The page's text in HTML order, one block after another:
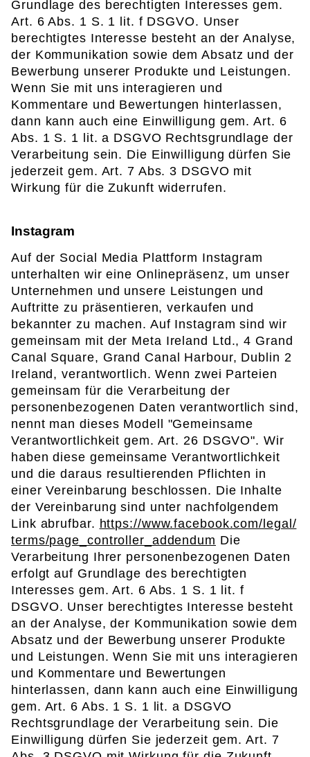
Grundlage des berechtigten Interesses gem.
Art. 6 Abs. 1 S. 1 lit. f DSGVO. Unser
berechtigtes Interesse besteht an der Analyse,
der Kommunikation sowie dem Absatz und der
Bewerbung unserer Produkte und Leistungen.
Wenn Sie mit uns interagieren und
Kommentare und Bewertungen hinterlassen,
dann kann auch eine Einwilligung gem. Art. 6
Abs. 1 S. 1 lit. a DSGVO Rechtsgrundlage der
Verarbeitung sein. Die Einwilligung dürfen Sie
jederzeit gem. Art. 7 Abs. 3 DSGVO mit
Wirkung für die Zukunft widerrufen.
Instagram
Auf der Social Media Plattform Instagram
unterhalten wir eine Onlinepräsenz, um unser
Unternehmen und unsere Leistungen und
Auftritte zu präsentieren, verkaufen und
bekannter zu machen. Auf Instagram sind wir
gemeinsam mit der Meta Ireland Ltd., 4 Grand
Canal Square, Grand Canal Harbour, Dublin 2
Ireland, verantwortlich. Wenn zwei Parteien
gemeinsam für die Verarbeitung der
personenbezogenen Daten verantwortlich sind,
nennt man dieses Modell "Gemeinsame
Verantwortlichkeit gem. Art. 26 DSGVO". Wir
haben diese gemeinsame Verantwortlichkeit
und die daraus resultierenden Pflichten in
einer Vereinbarung beschlossen. Die Inhalte
der Vereinbarung sind unter nachfolgendem
Link abrufbar. https://www.facebook.com/legal/
terms/page_controller_addendum Die
Verarbeitung Ihrer personenbezogenen Daten
erfolgt auf Grundlage des berechtigten
Interesses gem. Art. 6 Abs. 1 S. 1 lit. f
DSGVO. Unser berechtigtes Interesse besteht
an der Analyse, der Kommunikation sowie dem
Absatz und der Bewerbung unserer Produkte
und Leistungen. Wenn Sie mit uns interagieren
und Kommentare und Bewertungen
hinterlassen, dann kann auch eine Einwilligung
gem. Art. 6 Abs. 1 S. 1 lit. a DSGVO
Rechtsgrundlage der Verarbeitung sein. Die
Einwilligung dürfen Sie jederzeit gem. Art. 7